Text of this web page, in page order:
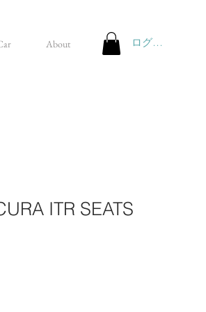
About ログイン
ITR SEATS